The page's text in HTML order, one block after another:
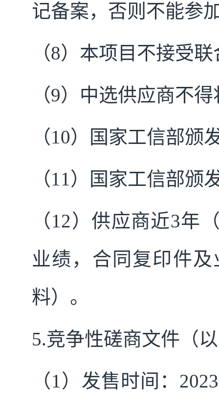
记备案，否则不能参
（8）本项目不接受
（9）中选供应商不
（10）国家工信部颁
（11）国家工信部颁
（12）供应商近3年
业绩，合同复印件
料）。
5.竞争性磋商文件（
（1）发售时间：